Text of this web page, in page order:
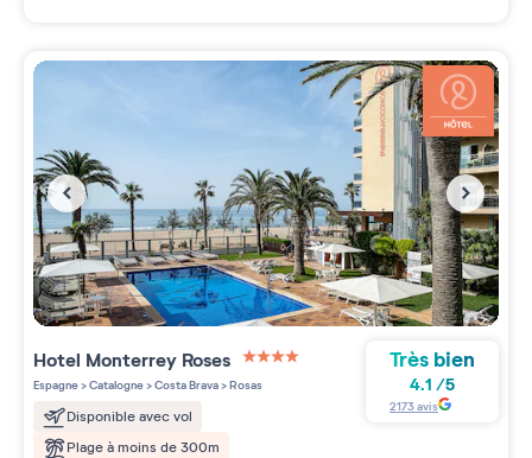
Hotel Monterrey Roses
4 étoiles sur 5
Espagne>Catalogne>Costa Brava>Rosas
Disponible avec vol
Plage à moins de 300m
Très bien
4.1 /5
2173avis